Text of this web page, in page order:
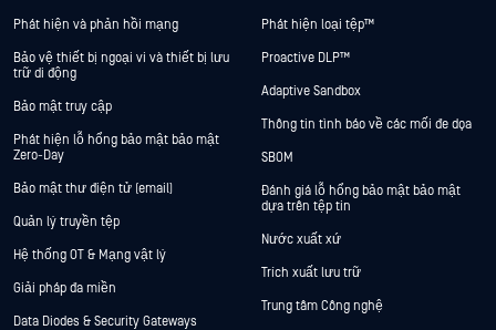
Phát hiện và phản hồi mạng
Bảo vệ thiết bị ngoại vi và thiết bị lưu
trữ di động
Bảo mật truy cập
Phát hiện lỗ hổng bảo mật bảo mật
Zero-Day
Bảo mật thư điện tử (email)
Quản lý truyền tệp
Hệ thống OT & Mạng vật lý
Giải pháp đa miền
Data Diodes & Security Gateways
Phát hiện loại tệp™
Proactive DLP™
Adaptive Sandbox
Thông tin tình báo về các mối đe dọa
SBOM
Đánh giá lỗ hổng bảo mật bảo mật
dựa trên tệp tin
Nước xuất xứ
Trích xuất lưu trữ
Trung tâm Công nghệ